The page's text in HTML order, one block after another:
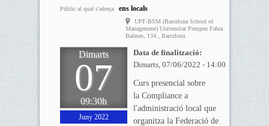
Públic al qual s'adreça: ens locals
UPF-BSM (Barcelona School of
Management) Universitat Pompeu Fabra
Balmes, 134., Barcelona
Dimarts
07
09:30h
Juny 2022
Data de finalització:
Dimarts, 07/06/2022 - 14:00
Curs presencial sobre
la Compliance a
l'administració local que
organitza la Federació de